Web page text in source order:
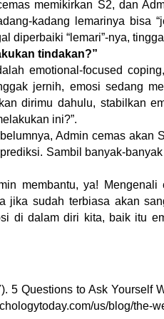
memikirkan S2, dan
kadang lemarinya bisa
diperbaiki “lemari”-nya,
tindakan?”
emotional-focused
jernih, emosi sedang
dirimu dahulu, stabilkan
ini?”.
Admin cemas akan
Sambil banyak-
membantu, ya!
jika sudah terbiasa akan
di dalam diri kita, baik itu
5 Questions to Ask Yourself
us/blog/the-